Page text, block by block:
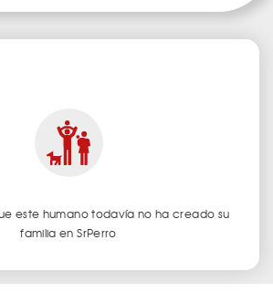
este humano todavía no ha creado su
familia en SrPerro